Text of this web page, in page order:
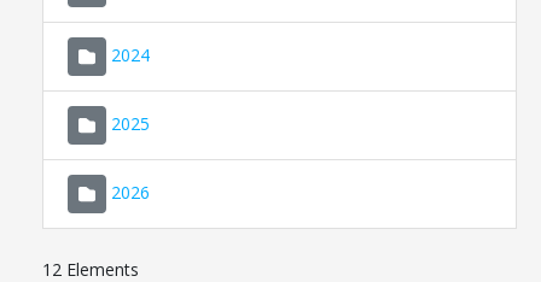
2024
2025
2026
12 Elements